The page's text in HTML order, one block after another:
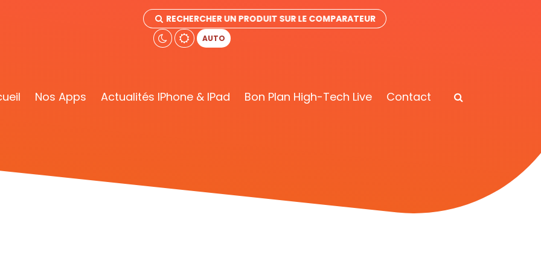
RECHERCHER UN PRODUIT SUR LE COMPARATEUR
AUTO
Nos Apps Actualités IPhone & IPad Bon Plan High-Tech Live Contact